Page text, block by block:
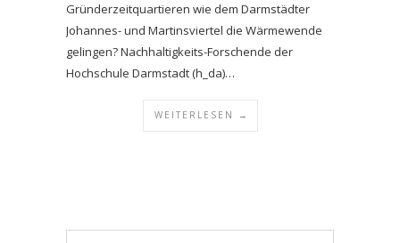
Gründerzeitquartieren wie dem Darmstädter
Johannes- und Martinsviertel die Wärmewende
gelingen? Nachhaltigkeits-Forschende der
Hochschule Darmstadt (h_da)…
WEITERLESEN →